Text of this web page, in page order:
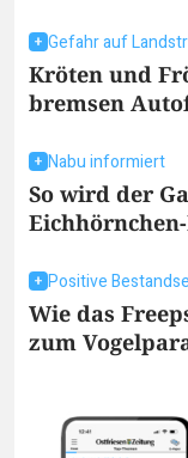
Gefahr auf
Kröten und
bremsen
Nabu informiert
So wird der
Positive
Wie das
zum